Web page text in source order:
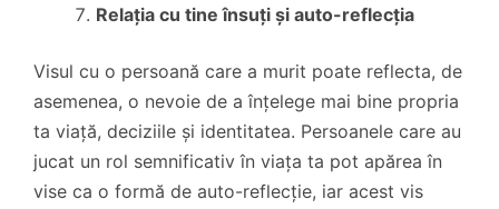
Relația cu tine însuți și auto-reflecția
Visul cu o persoană care a murit poate reflecta, de
asemenea, o nevoie de a înțelege mai bine propria
ta viață, deciziile și identitatea. Persoanele care au
jucat un rol semnificativ în viața ta pot apărea în
vise ca o formă de auto-reflecție, iar acest vis